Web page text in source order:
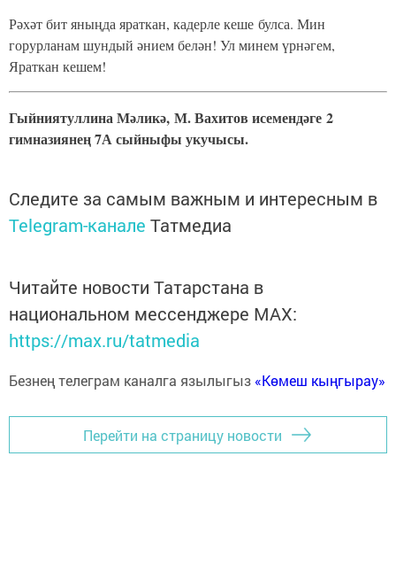
Рәхәт бит яныңда яраткан, кадерле кеше булса. Мин
горурланам шундый әнием белән! Ул минем үрнәгем,
Яраткан кешем!
Гыйниятуллина Мәликә, М. Вахитов исемендәге 2
гимназиянең 7А сыйныфы укучысы.
Следите за самым важным и интересным в
Telegram-канале Татмедиа
Читайте новости Татарстана в
национальном мессенджере MАХ:
https://max.ru/tatmedia
Безнең телеграм каналга язылыгыз «Көмеш кыңгырау»
Перейти на страницу новости